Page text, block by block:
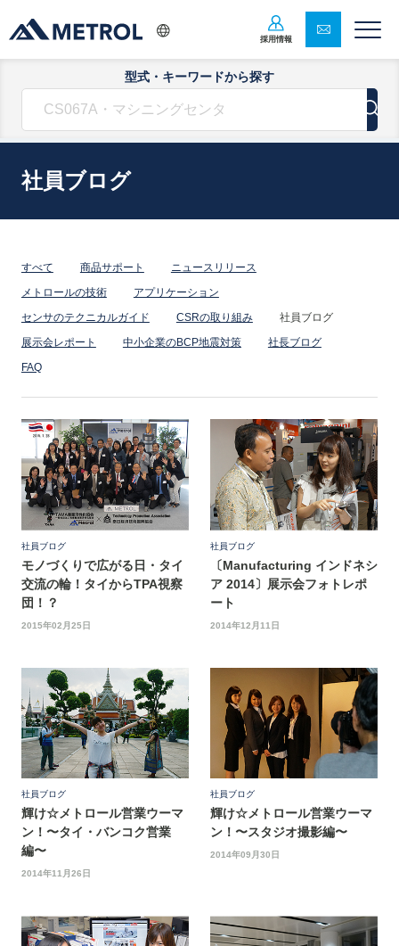
採用情報
型式・キーワードから探す
社員ブログ
すべて 商品サポート
ニュースリリース
メトロールの技術
アプリケーション
センサのテクニカルガイド
CSRの取り組み
社員ブログ
展示会レポート
中小企業のBCP地震対策
社長ブログ
FAQ
社員ブログ
モノづくりで広がる日・タイ
交流の輪！タイからTPA視察
団！？
2015年02月25日
社員ブログ
〔Manufacturing インドネシ
ア 2014〕展示会フォトレポ
ート
2014年12月11日
社員ブログ
輝け☆メトロール営業ウーマ
ン！〜タイ・バンコク営業
編〜
2014年11月26日
社員ブログ
輝け☆メトロール営業ウーマ
ン！〜スタジオ撮影編〜
2014年09月30日